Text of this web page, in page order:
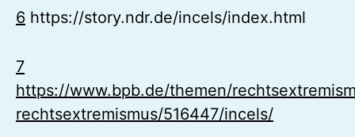
6 https://story.ndr.de/incels/index.html
7
https://www.bpb.de/themen/
rechtsextremismus/516447/incels/